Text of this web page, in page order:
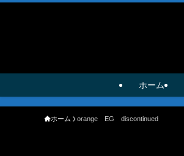
ホーム
ホーム orange EG discontinued